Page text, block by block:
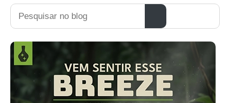
Pesquisar